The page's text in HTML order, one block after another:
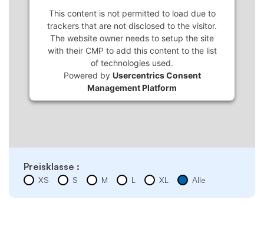
This content is not permitted to load due to
trackers that are not disclosed to the visitor.
The website owner needs to setup the site
with their CMP to add this content to the list
of technologies used.
Powered by Usercentrics Consent
Management Platform
Preisklasse :
XS S M L XL Alle